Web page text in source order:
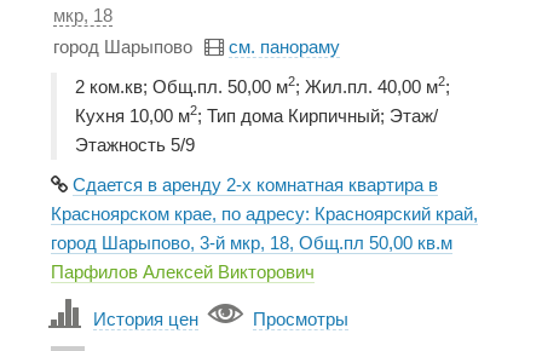
мкр, 18
город Шарыпово
см. панораму
2 ком.кв; Общ.пл. 50,00 м2; Жил.пл. 40,00 м2;
Кухня 10,00 м2; Тип дома Кирпичный; Этаж/
Этажность 5/9
Сдается в аренду 2-х комнатная квартира в
Красноярском крае, по адресу: Красноярский край,
город Шарыпово, 3-й мкр, 18, Общ.пл 50,00 кв.м
Парфилов Алексей Викторович
История цен Просмотры